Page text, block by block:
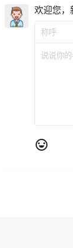
欢迎您，